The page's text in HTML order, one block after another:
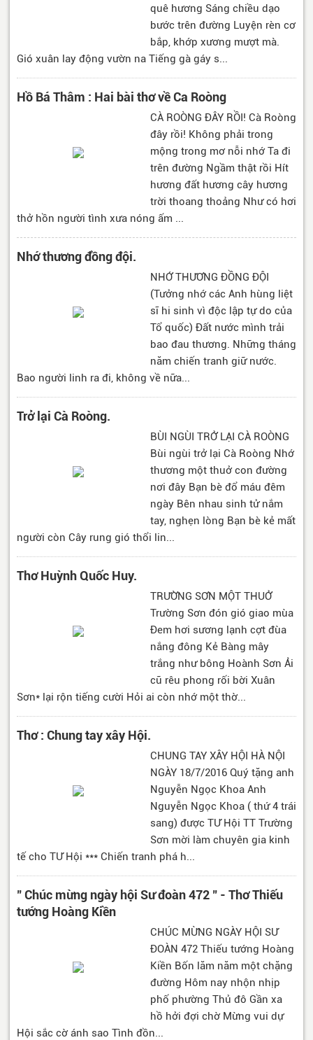
quê hương Sáng chiều dạo
bước trên đường Luyện rèn cơ
bắp, khớp xương mượt mà.
Gió xuân lay động vườn na Tiếng gà gáy s...
Hồ Bá Thâm : Hai bài thơ về Ca Roòng
CÀ ROÒNG ĐÂY RỒI! Cà Roòng
đây rồi! Không phải trong
mộng trong mơ nỗi nhớ Ta đi
trên đường Ngầm thật rồi Hít
hương đất hương cây hương
trời thoang thoảng Như có hơi
thở hồn người tình xưa nóng ấm ...
Nhớ thương đồng đội.
NHỚ THƯƠNG ĐỒNG ĐỘI
(Tưởng nhớ các Anh hùng liệt
sĩ hi sinh vì độc lập tự do của
Tổ quốc) Đất nước mình trải
bao đau thương. Những tháng
năm chiến tranh giữ nước.
Bao người linh ra đi, không về nữa...
Trở lại Cà Roòng.
BÙI NGÙI TRỞ LẠI CÀ ROÒNG
Bùi ngùi trở lại Cà Roòng Nhớ
thương một thuở con đường
nơi đây Bạn bè đổ máu đêm
ngày Bên nhau sinh tử nắm
tay, nghẹn lòng Bạn bè kẻ mất
người còn Cây rung gió thổi lin...
Thơ Huỳnh Quốc Huy.
TRƯỜNG SƠN MỘT THUỞ
Trường Sơn đón gió giao mùa
Đem hơi sương lạnh cợt đùa
nắng đông Kẻ Bàng mây
trắng như bông Hoành Sơn Ải
cũ rêu phong rối bời Xuân
Sơn* lại rộn tiếng cười Hỏi ai còn nhớ một thờ...
Thơ : Chung tay xây Hội.
CHUNG TAY XÂY HỘI HÀ NỘI
NGÀY 18/7/2016 Quý tặng anh
Nguyễn Ngọc Khoa Anh
Nguyễn Ngọc Khoa ( thứ 4 trái
sang) được TƯ Hội TT Trường
Sơn mời làm chuyên gia kinh
tế cho TƯ Hội *** Chiến tranh phá h...
" Chúc mừng ngày hội Sư đoàn 472 " - Thơ Thiếu
tướng Hoàng Kiền
CHÚC MỪNG NGÀY HỘI SƯ
ĐOÀN 472 Thiếu tướng Hoàng
Kiền Bốn lăm năm một chặng
đường Hôm nay nhộn nhịp
phố phường Thủ đô Gần xa
hồ hởi đợi chờ Mừng vui dự
Hội sắc cờ ánh sao Tình đồn...